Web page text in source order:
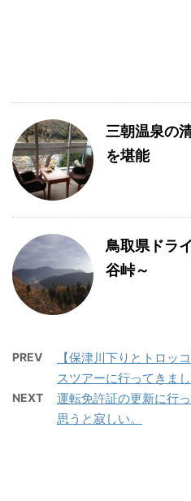
三朝温泉の
を堪能
鳥取県ドラ
谷峠～
PREV
【保津川下りとトロッ
スツアーに行ってきま
NEXT
運転免許証の更新に行
思うと寂しい。